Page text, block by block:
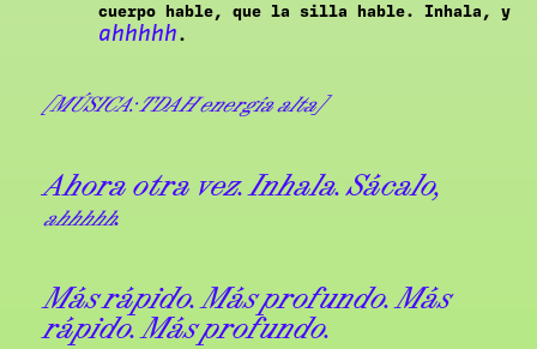
cuerpo hable, que la silla hable. Inhala, y
ahhhhh.
[MÚSICA: TDAH energía alta]
Ahora otra vez. Inhala. Sácalo,
ahhhhh.
Más rápido. Más profundo. Más
rápido. Más profundo.